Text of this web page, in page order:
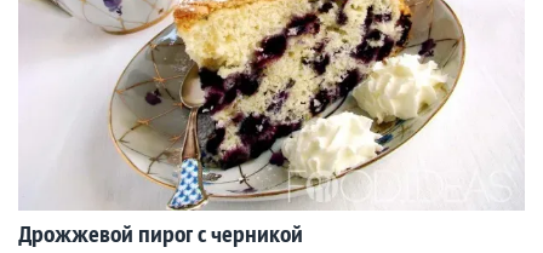
Дрожжевой пирог с черникой